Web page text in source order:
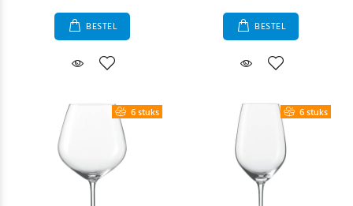
BESTEL BESTEL
6 stuks 6 stuks